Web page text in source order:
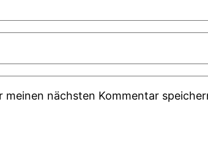
meinen nächsten Kommentar